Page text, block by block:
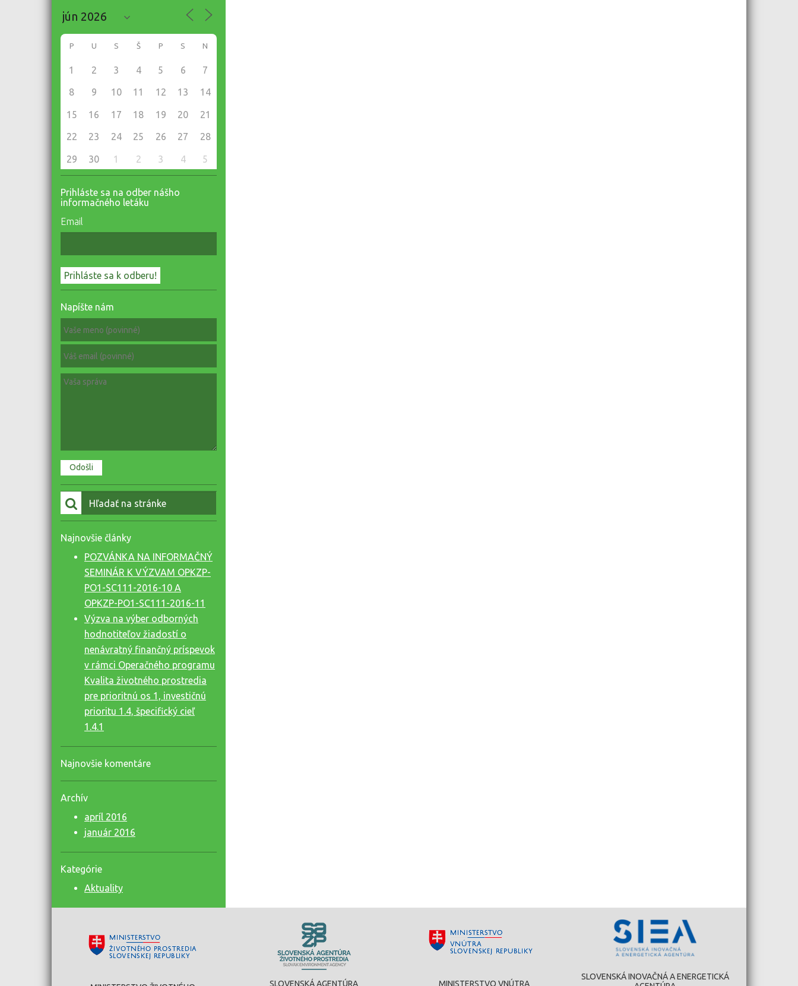
P U S Š P S N
1 2 3 4 5 6 7
8 9 10 11 12 13 14
15 16 17 18 19 20 21
22 23 24 25 26 27 28
29 30 1 2 3 4 5
Prihláste sa na odber nášho
informačného letáku
Email
Napíšte nám
Vyhľadať:
Najnovšie články
POZVÁNKA NA INFORMAČNÝ
SEMINÁR K VÝZVAM OPKZP-
PO1-SC111-2016-10 A
OPKZP-PO1-SC111-2016-11
Výzva na výber odborných
hodnotiteľov žiadostí o
nenávratný finančný príspevok
v rámci Operačného programu
Kvalita životného prostredia
pre prioritnú os 1, investičnú
prioritu 1.4, špecifický cieľ
1.4.1
Najnovšie komentáre
Archív
apríl 2016
január 2016
Kategórie
Aktuality
SLOVENSKÁ AGENTÚRA MINISTERSTVO VNÚTRA
SLOVENSKÁ INOVAČNÁ A ENERGETICKÁ